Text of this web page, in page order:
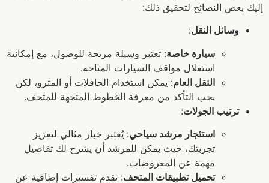
إليك بعض النصائح لتحقيق ذلك:
وسائل النقل:
سيارة خاصة: تعتبر وسيلة مريحة للوصول، مع إمكانية
استغلال مواقف السيارات المتاحة.
النقل العام: يمكن استخدام الحافلات أو المترو، لكن
يجب التأكد من معرفة الخطوط المتجهة للمتحف.
ترتيب الجولات:
استئجار مرشد سياحي: يُعتبر خيار مثالي لتعزيز
تجربتك، حيث يمكن للمرشد أن يشرح لك تفاصيل
مهمة عن المعروضات.
تحميل تطبيقات المتحف: تقدم تفسيرات إضافية عن